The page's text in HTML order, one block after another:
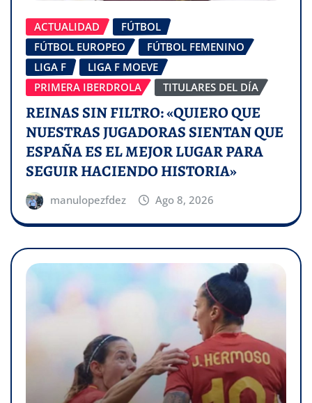
ACTUALIDAD
FÚTBOL
FÚTBOL EUROPEO
FÚTBOL FEMENINO
LIGA F
LIGA F MOEVE
PRIMERA IBERDROLA
TITULARES DEL DÍA
REINAS SIN FILTRO: «QUIERO QUE
NUESTRAS JUGADORAS SIENTAN QUE
ESPAÑA ES EL MEJOR LUGAR PARA
SEGUIR HACIENDO HISTORIA»
manulopezfdez Ago 8, 2026